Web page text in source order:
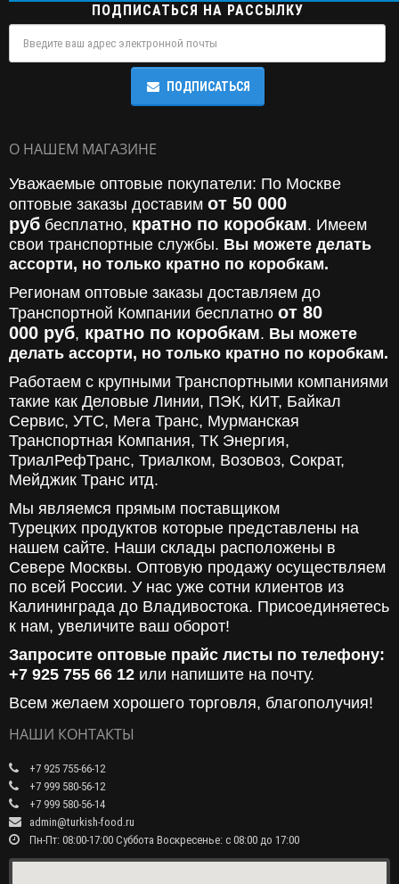
ПОДПИСАТЬСЯ НА РАССЫЛКУ
ПОДПИСАТЬСЯ
О НАШЕМ МАГАЗИНЕ
Уважаемые оптовые покупатели: По Москве
оптовые заказы доставим от 50 000
руб бесплатно, кратно по коробкам. Имеем
свои транспортные службы. Вы можете делать
ассорти, но только кратно по коробкам.
Регионам оптовые заказы доставляем до
Транспортной Компании бесплатно от 80
000 руб, кратно по коробкам. Вы можете
делать ассорти, но только кратно по коробкам.
Работаем с крупными Транспортными компаниями
такие как Деловые Линии, ПЭК, КИТ, Байкал
Сервис, УТС, Мега Транс, Мурманская
Транспортная Компания, ТК Энергия,
ТриалРефТранс, Триалком, Возовоз, Сократ,
Мейджик Транс итд.
Мы являемся прямым поставщиком
Турецких продуктов которые представлены на
нашем сайте. Наши склады расположены в
Севере Москвы. Оптовую продажу осуществляем
по всей России. У нас уже сотни клиентов из
Калининграда до Владивостока. Присоединяетесь
к нам, увеличите ваш оборот!
Запросите оптовые прайс листы по телефону:
+7 925 755 66 12 или напишите на почту.
Всем желаем хорошего торговля, благополучия!
НАШИ КОНТАКТЫ
+7 925 755-66-12
+7 999 580-56-12
+7 999 580-56-14
admin@turkish-food.ru
Пн-Пт: 08:00-17:00 Суббота Воскресенье: с 08:00 до 17:00